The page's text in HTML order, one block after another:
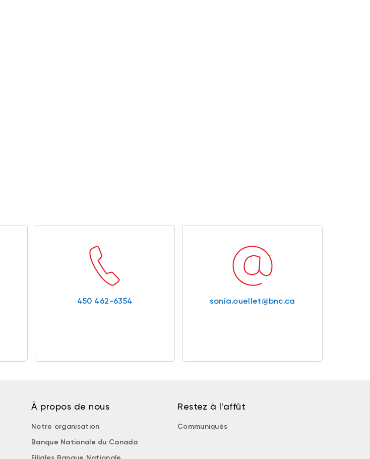
450 462-6354 sonia.ouellet@bnc.ca
À propos de nous
Notre organisation
Banque Nationale du Canada
Restez à l'affût
Communiqués